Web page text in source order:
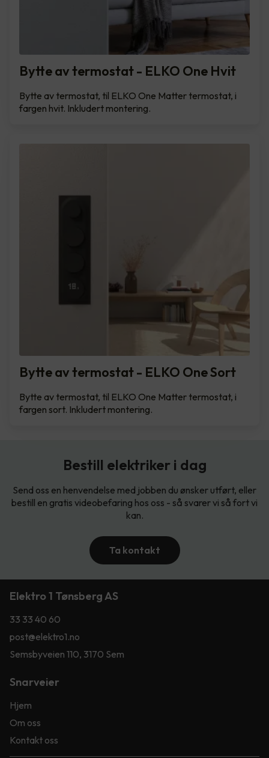
Bytte av termostat - ELKO One Hvit
Bytte av termostat, til ELKO One Matter termostat, i
fargen hvit. Inkludert montering.
Bytte av termostat - ELKO One Sort
Bytte av termostat, til ELKO One Matter termostat, i
fargen sort. Inkludert montering.
Bestill elektriker i dag
Send oss en henvendelse med jobben du ønsker utført, eller
bestill en gratis videobefaring hos oss - så svarer vi så fort vi
kan.
Ta kontakt
Elektro 1 Tønsberg AS
33 33 40 60
post@elektro1.no
Semsbyveien 110, 3170 Sem
Snarveier
Hjem
Om oss
Kontakt oss